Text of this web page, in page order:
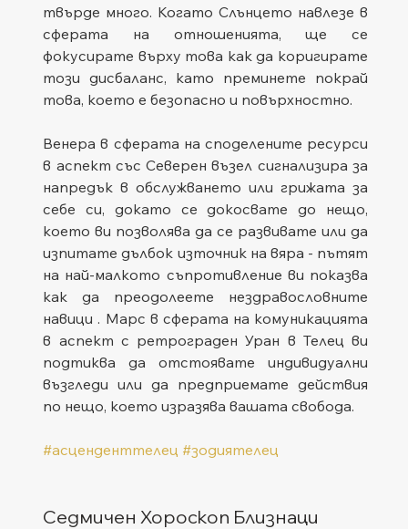
твърде много. Когато Слънцето навлезе в
сферата на отношенията, ще се
фокусирате върху това как да коригирате
този дисбаланс, като преминете покрай
това, което е безопасно и повърхностно.
Венера в сферата на споделените ресурси
в аспект със Северен възел сигнализира за
напредък в обслужването или грижата за
себе си, докато се докосвате до нещо,
което ви позволява да се развивате или да
изпитате дълбок източник на вяра - пътят
на най-малкото съпротивление ви показва
как да преодолеете нездравословните
навици . Марс в сферата на комуникацията
в аспект с ретрограден Уран в Телец ви
подтиква да отстоявате индивидуални
възгледи или да предприемате действия
по нещо, което изразява вашата свобода.
#асценденттелец #зодиятелец
Седмичен Хороскоп Близнаци